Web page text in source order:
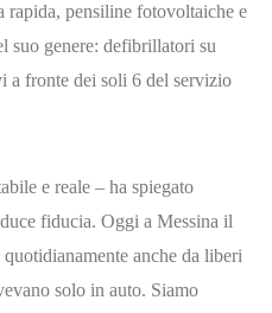
pensiline fotovoltaiche e
suo genere: defibrillatori su
a fronte dei soli 6 del servizio
e reale – ha spiegato
fiducia. Oggi a Messina il
anche da liberi
solo in auto. Siamo